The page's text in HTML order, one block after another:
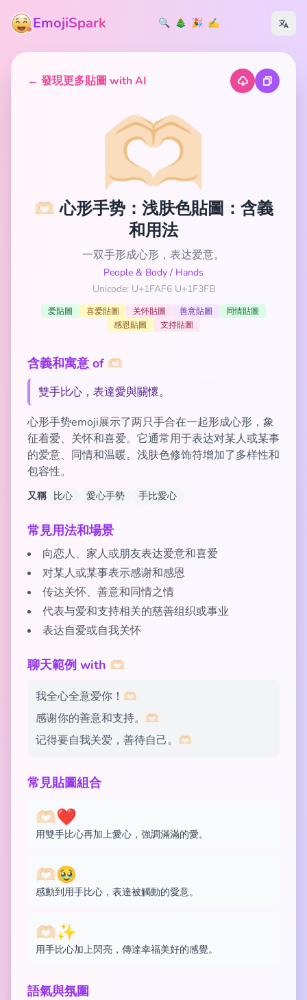
EmojiSpark 🔍 🎄 🎉 ✍️
← 發現更多貼圖 with AI
🫶🏻
🫶🏻 心形手势：浅肤色貼圖：含義
和用法
一双手形成心形，表达爱意。
People & Body / Hands
Unicode: U+1FAF6 U+1F3FB
爱貼圖 喜爱貼圖 关怀貼圖 善意貼圖
同情貼圖
感恩貼圖
支持貼圖
含義和寓意 of 🫶🏻
雙手比心，表達愛與關懷。
心形手势emoji展示了两只手合在一起形成心形，象
征着爱、关怀和喜爱。它通常用于表达对某人或某事
的爱意、同情和温暖。浅肤色修饰符增加了多样性和
包容性。
又稱 比心 愛心手勢 手比愛心
常見用法和場景
向恋人、家人或朋友表达爱意和喜爱
对某人或某事表示感谢和感恩
传达关怀、善意和同情之情
代表与爱和支持相关的慈善组织或事业
表达自爱或自我关怀
聊天範例 with 🫶🏻
我全心全意爱你！🫶🏻
感谢你的善意和支持。🫶🏻
记得要自我关爱，善待自己。🫶🏻
常見貼圖組合
🫶🏻❤️
用雙手比心再加上愛心，強調滿滿的愛。
🫶🏻🥹
感動到用手比心，表達被觸動的愛意。
🫶🏻✨
用手比心加上閃亮，傳達幸福美好的感覺。
語氣與氛圍